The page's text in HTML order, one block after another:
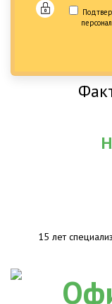
15 лет